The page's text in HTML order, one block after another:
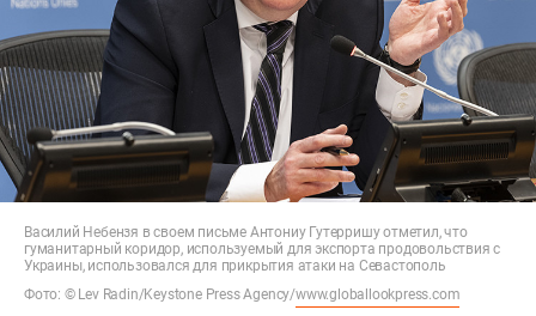
Василий Небензя в своем письме Антониу Гутерришу отметил, что
гуманитарный коридор, используемый для экспорта продовольствия с
Украины, использовался для прикрытия атаки на Севастополь
Фото: © Lev Radin/Keystone Press Agency/www.globallookpress.com